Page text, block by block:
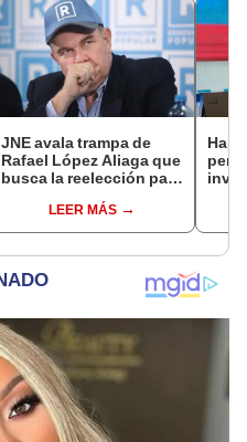
JNE avala trampa de
Rafael López Aliaga que
busca la reelección para
LEER MÁS